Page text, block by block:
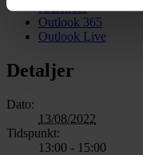
de har indsamlet fra
iCalendar
Outlook 365
Outlook Live
Detaljer
Dato:
13/08/2022
Tidspunkt:
13:00 - 15:00